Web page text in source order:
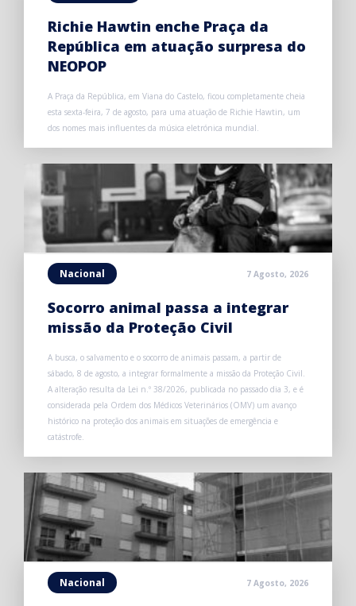
Richie Hawtin enche Praça da
República em atuação surpresa do
NEOPOP
A Praça da República, em Viana do Castelo, ficou completamente cheia
esta sexta-feira, 7 de agosto, para uma atuação de Richie Hawtin, um
dos nomes mais influentes da música eletrónica mundial.
Nacional 7 Agosto, 2026
Socorro animal passa a integrar
missão da Proteção Civil
A busca, o salvamento e o socorro de animais passam, a partir de
sábado, 8 de agosto, a integrar formalmente a missão da Proteção Civil.
A alteração resulta da Lei n.º 38/2026, publicada no passado dia 3, e é
considerada pela Ordem dos Médicos Veterinários (OMV) um avanço
histórico na proteção dos animais em situações de emergência e
catástrofe.
Nacional 7 Agosto, 2026